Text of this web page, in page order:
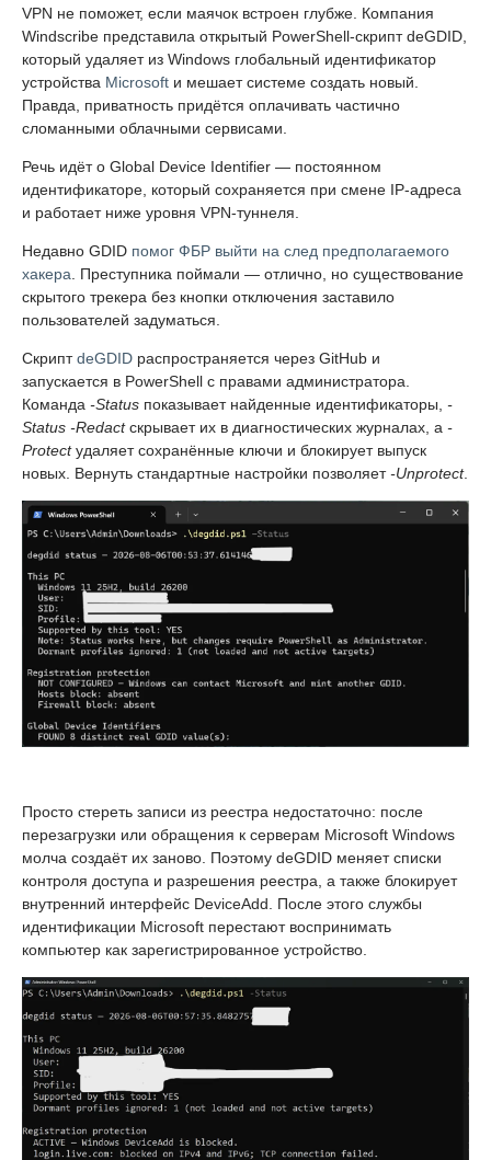
VPN не поможет, если маячок встроен глубже. Компания
Windscribe представила открытый PowerShell-скрипт deGDID,
который удаляет из Windows глобальный идентификатор
устройства Microsoft и мешает системе создать новый.
Правда, приватность придётся оплачивать частично
сломанными облачными сервисами.
Речь идёт о Global Device Identifier — постоянном
идентификаторе, который сохраняется при смене IP-адреса
и работает ниже уровня VPN-туннеля.
Недавно GDID помог ФБР выйти на след предполагаемого
хакера . Преступника поймали — отлично, но существование
скрытого трекера без кнопки отключения заставило
пользователей задуматься.
СкриптdeGDID распространяется через GitHub и
запускается в PowerShell с правами администратора.
Команда -Status показывает найденные идентификаторы, -
Status -Redactскрывает их в диагностических журналах, а -
Protectудаляет сохранённые ключи и блокирует выпуск
новых. Вернуть стандартные настройки позволяет-Unprotect.
Просто стереть записи из реестра недостаточно: после
перезагрузки или обращения к серверам Microsoft Windows
молча создаёт их заново. Поэтому deGDID меняет списки
контроля доступа и разрешения реестра, а также блокирует
внутренний интерфейс DeviceAdd. После этого службы
идентификации Microsoft перестают воспринимать
компьютер как зарегистрированное устройство.